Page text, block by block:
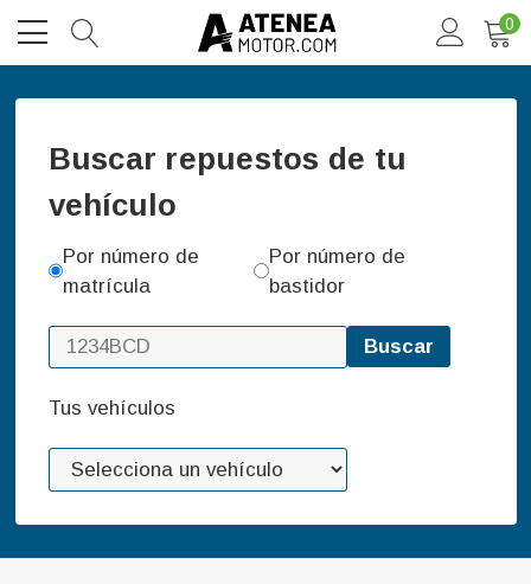
0
Buscar repuestos de tu
vehículo
Por número de
matrícula
Por número de
bastidor
Buscar
Tus vehículos